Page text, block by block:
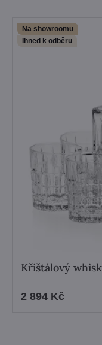
Na showroomu
Ihned k odběru
Křištálový
2 894 Kč